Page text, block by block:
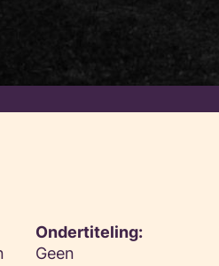
Ondertiteling:
Geen